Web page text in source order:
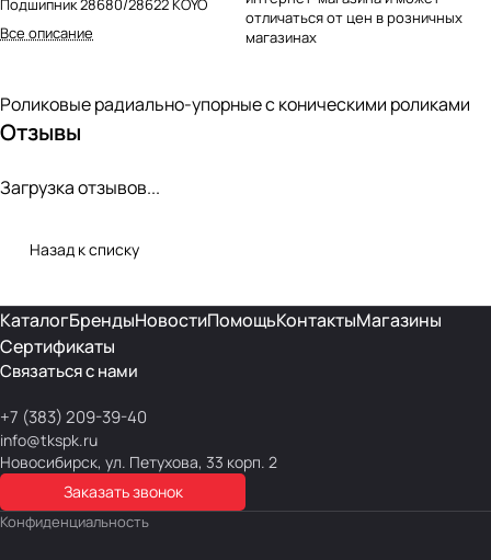
Подшипник 28680/28622 KOYO
Все описание
отличаться от цен в розничных
магазинах
Роликовые радиально-упорные с коническими роликами
Отзывы
Загрузка отзывов...
Назад к списку
КаталогБрендыНовостиПомощьКонтактыМагазины
Сертификаты
Связаться с нами
+7 (383) 209-39-40
info@tkspk.ru
Новосибирск, ул. Петухова, 33 корп. 2
Заказать звонок
Конфиденциальность